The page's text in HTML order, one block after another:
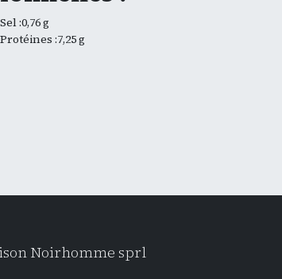
:0,76 g
:7,25 g
Noirhomme sprl